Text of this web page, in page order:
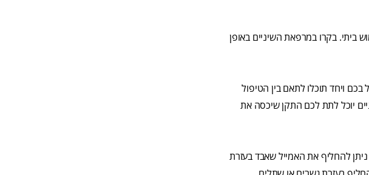
ביתי. בקרו במרפאת השיניים באופן
ויחד תוכלו לתאם בין הטיפול
יוכל לתת לכם התקן שיכסה את
להחליף את האמייל שאבד בעזרת